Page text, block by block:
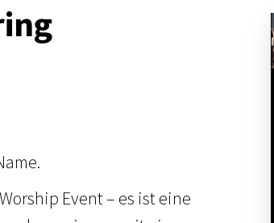
Event – es ist eine